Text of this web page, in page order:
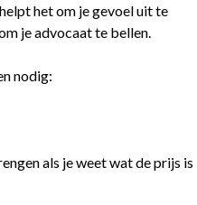
het om je gevoel uit te
je advocaat te bellen.
nodig:
als je weet wat de prijs is